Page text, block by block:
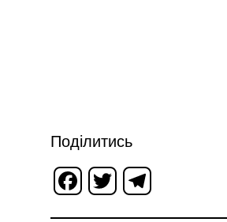
Поділитись
Facebook
Twitter